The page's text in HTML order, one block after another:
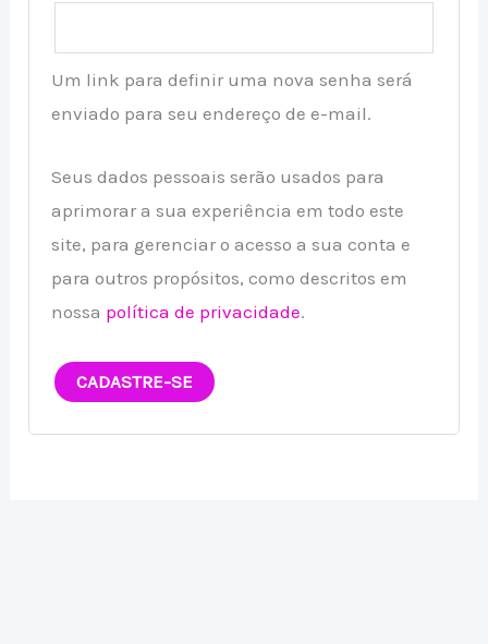
Um link para definir uma nova senha será
enviado para seu endereço de e-mail.
Seus dados pessoais serão usados para
aprimorar a sua experiência em todo este
site, para gerenciar o acesso a sua conta e
para outros propósitos, como descritos em
nossa política de privacidade.
CADASTRE-SE